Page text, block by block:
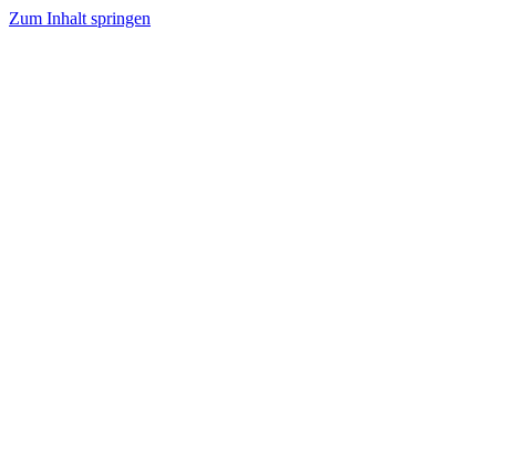
Zum Inhalt springen